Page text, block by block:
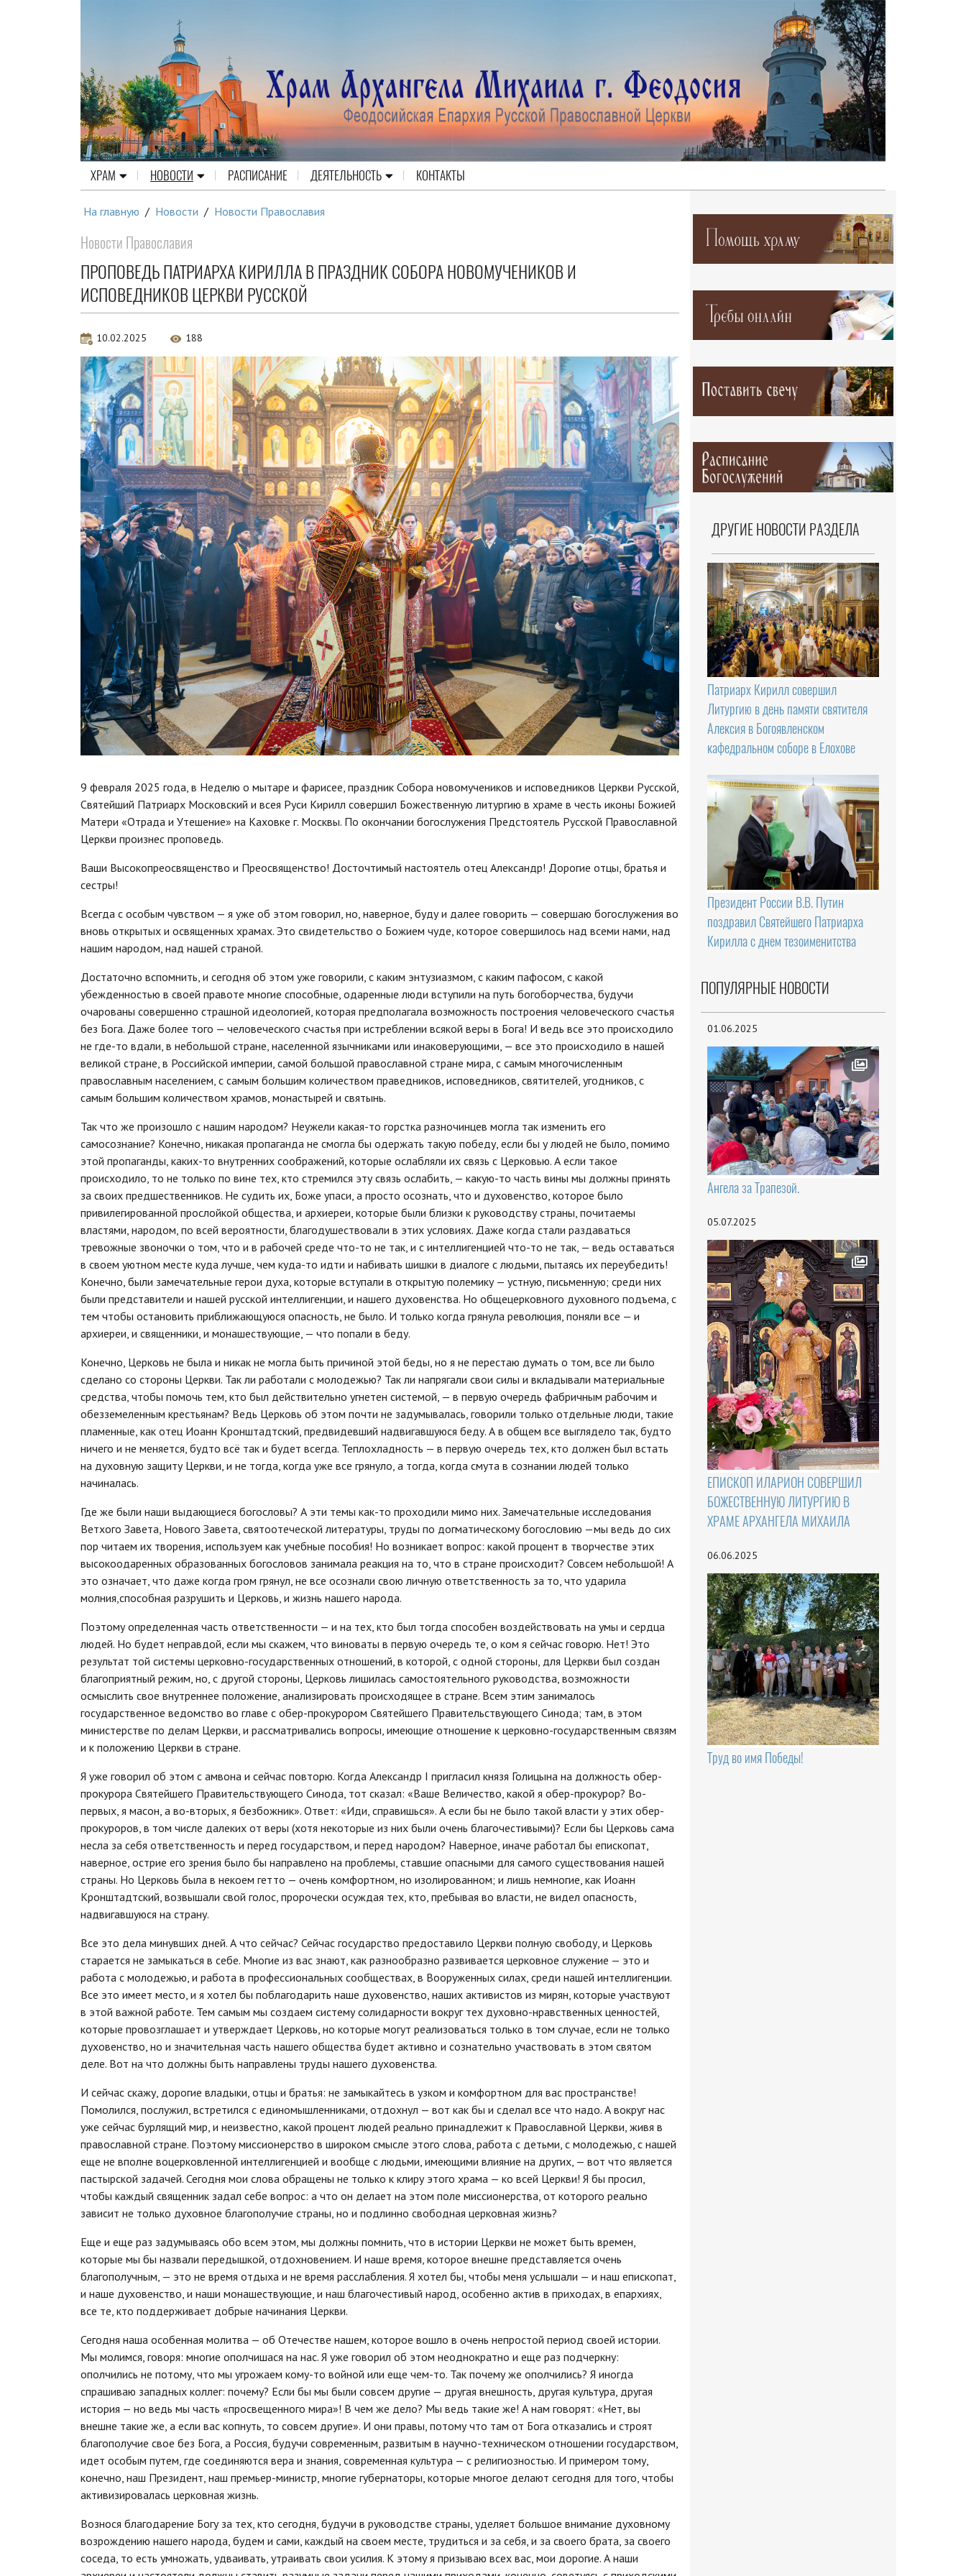
ХРАМ НОВОСТИ РАСПИСАНИЕ ДЕЯТЕЛЬНОСТЬ КОНТАКТЫ
На главную / Новости / Новости Православия
Новости Православия
ПРОПОВЕДЬ ПАТРИАРХА КИРИЛЛА В ПРАЗДНИК СОБОРА НОВОМУЧЕНИКОВ И
ИСПОВЕДНИКОВ ЦЕРКВИ РУССКОЙ
10.02.2025 188
9 февраля 2025 года, в Неделю о мытаре и фарисее, праздник Собора новомучеников и исповедников Церкви Русской,
Святейший Патриарх Московский и всея Руси Кирилл совершил Божественную литургию в храме в честь иконы Божией
Матери «Отрада и Утешение» на Каховке г. Москвы. По окончании богослужения Предстоятель Русской Православной
Церкви произнес проповедь.
Ваши Высокопреосвященство и Преосвященство! Досточтимый настоятель отец Александр! Дорогие отцы, братья и
сестры!
Всегда с особым чувством — я уже об этом говорил, но, наверное, буду и далее говорить — совершаю богослужения во
вновь открытых и освященных храмах. Это свидетельство о Божием чуде, которое совершилось над всеми нами, над
нашим народом, над нашей страной.
Достаточно вспомнить, и сегодня об этом уже говорили, с каким энтузиазмом, с каким пафосом, с какой
убежденностью в своей правоте многие способные, одаренные люди вступили на путь богоборчества, будучи
очарованы совершенно страшной идеологией, которая предполагала возможность построения человеческого счастья
без Бога. Даже более того — человеческого счастья при истреблении всякой веры в Бога! И ведь все это происходило
не где-то вдали, в небольшой стране, населенной язычниками или инаковерующими, — все это происходило в нашей
великой стране, в Российской империи, самой большой православной стране мира, с самым многочисленным
православным населением, с самым большим количеством праведников, исповедников, святителей, угодников, с
самым большим количеством храмов, монастырей и святынь.
Так что же произошло с нашим народом? Неужели какая-то горстка разночинцев могла так изменить его
самосознание? Конечно, никакая пропаганда не смогла бы одержать такую победу, если бы у людей не было, помимо
этой пропаганды, каких-то внутренних соображений, которые ослабляли их связь с Церковью. А если такое
происходило, то не только по вине тех, кто стремился эту связь ослабить, — какую-то часть вины мы должны принять
за своих предшественников. Не судить их, Боже упаси, а просто осознать, что и духовенство, которое было
привилегированной прослойкой общества, и архиереи, которые были близки к руководству страны, почитаемы
властями, народом, по всей вероятности, благодушествовали в этих условиях. Даже когда стали раздаваться
тревожные звоночки о том, что и в рабочей среде что-то не так, и с интеллигенцией что-то не так, — ведь оставаться
в своем уютном месте куда лучше, чем куда-то идти и набивать шишки в диалоге с людьми, пытаясь их переубедить!
Конечно, были замечательные герои духа, которые вступали в открытую полемику — устную, письменную; среди них
были представители и нашей русской интеллигенции, и нашего духовенства. Но общецерковного духовного подъема, с
тем чтобы остановить приближающуюся опасность, не было. И только когда грянула революция, поняли все — и
архиереи, и священники, и монашествующие, — что попали в беду.
Конечно, Церковь не была и никак не могла быть причиной этой беды, но я не перестаю думать о том, все ли было
сделано со стороны Церкви. Так ли работали с молодежью? Так ли напрягали свои силы и вкладывали материальные
средства, чтобы помочь тем, кто был действительно угнетен системой, — в первую очередь фабричным рабочим и
обезземеленным крестьянам? Ведь Церковь об этом почти не задумывалась, говорили только отдельные люди, такие
пламенные, как отец Иоанн Кронштадтский, предвидевший надвигавшуюся беду. А в общем все выглядело так, будто
ничего и не меняется, будто всё так и будет всегда. Теплохладность — в первую очередь тех, кто должен был встать
на духовную защиту Церкви, и не тогда, когда уже все грянуло, а тогда, когда смута в сознании людей только
начиналась.
Где же были наши выдающиеся богословы? А эти темы как-то проходили мимо них. Замечательные исследования
Ветхого Завета, Нового Завета, святоотеческой литературы, труды по догматическому богословию —мы ведь до сих
пор читаем их творения, используем как учебные пособия! Но возникает вопрос: какой процент в творчестве этих
высокоодаренных образованных богословов занимала реакция на то, что в стране происходит? Совсем небольшой! А
это означает, что даже когда гром грянул, не все осознали свою личную ответственность за то, что ударила
молния,способная разрушить и Церковь, и жизнь нашего народа.
Поэтому определенная часть ответственности — и на тех, кто был тогда способен воздействовать на умы и сердца
людей. Но будет неправдой, если мы скажем, что виноваты в первую очередь те, о ком я сейчас говорю. Нет! Это
результат той системы церковно-государственных отношений, в которой, с одной стороны, для Церкви был создан
благоприятный режим, но, с другой стороны, Церковь лишилась самостоятельного руководства, возможности
осмыслить свое внутреннее положение, анализировать происходящее в стране. Всем этим занималось
государственное ведомство во главе с обер-прокурором Святейшего Правительствующего Синода; там, в этом
министерстве по делам Церкви, и рассматривались вопросы, имеющие отношение к церковно-государственным связям
и к положению Церкви в стране.
Я уже говорил об этом с амвона и сейчас повторю. Когда Александр I пригласил князя Голицына на должность обер-
прокурора Святейшего Правительствующего Синода, тот сказал: «Ваше Величество, какой я обер-прокурор? Во-
первых, я масон, а во-вторых, я безбожник». Ответ: «Иди, справишься». А если бы не было такой власти у этих обер-
прокуроров, в том числе далеких от веры (хотя некоторые из них были очень благочестивыми)? Если бы Церковь сама
несла за себя ответственность и перед государством, и перед народом? Наверное, иначе работал бы епископат,
наверное, острие его зрения было бы направлено на проблемы, ставшие опасными для самого существования нашей
страны. Но Церковь была в некоем гетто — очень комфортном, но изолированном; и лишь немногие, как Иоанн
Кронштадтский, возвышали свой голос, пророчески осуждая тех, кто, пребывая во власти, не видел опасность,
надвигавшуюся на страну.
Все это дела минувших дней. А что сейчас? Сейчас государство предоставило Церкви полную свободу, и Церковь
старается не замыкаться в себе. Многие из вас знают, как разнообразно развивается церковное служение — это и
работа с молодежью, и работа в профессиональных сообществах, в Вооруженных силах, среди нашей интеллигенции.
Все это имеет место, и я хотел бы поблагодарить наше духовенство, наших активистов из мирян, которые участвуют
в этой важной работе. Тем самым мы создаем систему солидарности вокруг тех духовно-нравственных ценностей,
которые провозглашает и утверждает Церковь, но которые могут реализоваться только в том случае, если не только
духовенство, но и значительная часть нашего общества будет активно и сознательно участвовать в этом святом
деле. Вот на что должны быть направлены труды нашего духовенства.
И сейчас скажу, дорогие владыки, отцы и братья: не замыкайтесь в узком и комфортном для вас пространстве!
Помолился, послужил, встретился с единомышленниками, отдохнул — вот как бы и сделал все что надо. А вокруг нас
уже сейчас бурлящий мир, и неизвестно, какой процент людей реально принадлежит к Православной Церкви, живя в
православной стране. Поэтому миссионерство в широком смысле этого слова, работа с детьми, с молодежью, с нашей
еще не вполне воцерковленной интеллигенцией и вообще с людьми, имеющими влияние на других, — вот что является
пастырской задачей. Сегодня мои слова обращены не только к клиру этого храма — ко всей Церкви! Я бы просил,
чтобы каждый священник задал себе вопрос: а что он делает на этом поле миссионерства, от которого реально
зависит не только духовное благополучие страны, но и подлинно свободная церковная жизнь?
Еще и еще раз задумываясь обо всем этом, мы должны помнить, что в истории Церкви не может быть времен,
которые мы бы назвали передышкой, отдохновением. И наше время, которое внешне представляется очень
благополучным, — это не время отдыха и не время расслабления. Я хотел бы, чтобы меня услышали — и наш епископат,
и наше духовенство, и наши монашествующие, и наш благочестивый народ, особенно актив в приходах, в епархиях,
все те, кто поддерживает добрые начинания Церкви.
Сегодня наша особенная молитва — об Отечестве нашем, которое вошло в очень непростой период своей истории.
Мы молимся, говоря: многие ополчишася на нас. Я уже говорил об этом неоднократно и еще раз подчеркну:
ополчились не потому, что мы угрожаем кому-то войной или еще чем-то. Так почему же ополчились? Я иногда
спрашиваю западных коллег: почему? Если бы мы были совсем другие — другая внешность, другая культура, другая
история — но ведь мы часть «просвещенного мира»! В чем же дело? Мы ведь такие же! А нам говорят: «Нет, вы
внешне такие же, а если вас копнуть, то совсем другие». И они правы, потому что там от Бога отказались и строят
благополучие свое без Бога, а Россия, будучи современным, развитым в научно-техническом отношении государством,
идет особым путем, где соединяются вера и знания, современная культура — с религиозностью. И примером тому,
конечно, наш Президент, наш премьер-министр, многие губернаторы, которые многое делают сегодня для того, чтобы
активизировалась церковная жизнь.
Вознося благодарение Богу за тех, кто сегодня, будучи в руководстве страны, уделяет большое внимание духовному
возрождению нашего народа, будем и сами, каждый на своем месте, трудиться и за себя, и за своего брата, за своего
соседа, то есть умножать, удваивать, утраивать свои усилия. К этому я призываю всех вас, мои дорогие. А наши
ДРУГИЕ НОВОСТИ РАЗДЕЛА
Патриарх Кирилл совершил
Литургию в день памяти святителя
Алексия в Богоявленском
кафедральном соборе в Елохове
Президент России В.В. Путин
поздравил Святейшего Патриарха
Кирилла с днем тезоименитства
ПОПУЛЯРНЫЕ НОВОСТИ
01.06.2025
Ангела за Трапезой.
05.07.2025
ЕПИСКОП ИЛАРИОН СОВЕРШИЛ
БОЖЕСТВЕННУЮ ЛИТУРГИЮ В
ХРАМЕ АРХАНГЕЛА МИХАИЛА
06.06.2025
Труд во имя Победы!